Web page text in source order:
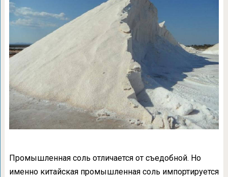
Промышленная соль отличается от съедобной. Но
именно китайская промышленная соль импортируется